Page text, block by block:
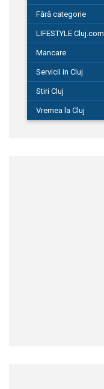
Fără categorie
LIFESTYLE Cluj.com
Mancare
Servicii in Cluj
Stiri Cluj
Vremea la Cluj